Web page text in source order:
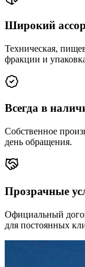
Широкий
Техническая,
фракции и
Всегда в
Собственное
день обращения.
Прозрачные
Официальный
для постоянных